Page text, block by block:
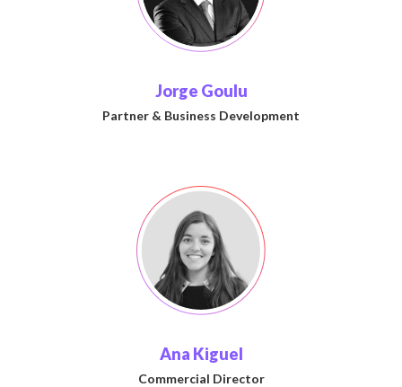
Jorge Goulu
Partner & Business Development
Ana Kiguel
Commercial Director